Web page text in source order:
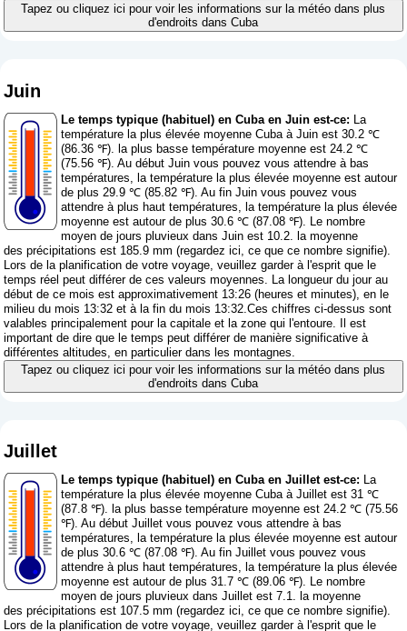
Tapez ou cliquez ici pour voir les informations sur la météo dans plus
d'endroits dans Cuba
Juin
Le temps typique (habituel) en Cuba en Juin est-ce: La
température la plus élevée moyenne Cuba à Juin est 30.2 ℃
(86.36 ℉). la plus basse température moyenne est 24.2 ℃
(75.56 ℉). Au début Juin vous pouvez vous attendre à bas
températures, la température la plus élevée moyenne est autour
de plus 29.9 ℃ (85.82 ℉). Au fin Juin vous pouvez vous
attendre à plus haut températures, la température la plus élevée
moyenne est autour de plus 30.6 ℃ (87.08 ℉). Le nombre
moyen de jours pluvieux dans Juin est 10.2. la moyenne
des précipitations est 185.9 mm (regardez ici, ce que ce nombre signifie).
Lors de la planification de votre voyage, veuillez garder à l'esprit que le
temps réel peut différer de ces valeurs moyennes. La longueur du jour au
début de ce mois est approximativement 13:26 (heures et minutes), en le
milieu du mois 13:32 et à la fin du mois 13:32.Ces chiffres ci-dessus sont
valables principalement pour la capitale et la zone qui l'entoure. Il est
important de dire que le temps peut différer de manière significative à
différentes altitudes, en particulier dans les montagnes.
Tapez ou cliquez ici pour voir les informations sur la météo dans plus
d'endroits dans Cuba
Juillet
Le temps typique (habituel) en Cuba en Juillet est-ce: La
température la plus élevée moyenne Cuba à Juillet est 31 ℃
(87.8 ℉). la plus basse température moyenne est 24.2 ℃ (75.56
℉). Au début Juillet vous pouvez vous attendre à bas
températures, la température la plus élevée moyenne est autour
de plus 30.6 ℃ (87.08 ℉). Au fin Juillet vous pouvez vous
attendre à plus haut températures, la température la plus élevée
moyenne est autour de plus 31.7 ℃ (89.06 ℉). Le nombre
moyen de jours pluvieux dans Juillet est 7.1. la moyenne
des précipitations est 107.5 mm (regardez ici, ce que ce nombre signifie).
Lors de la planification de votre voyage, veuillez garder à l'esprit que le